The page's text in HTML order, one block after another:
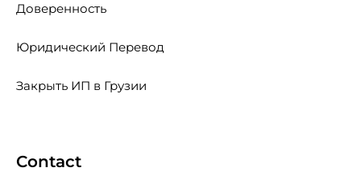
Доверенность
Юридический Перевод
Закрыть ИП в Грузии
Contact